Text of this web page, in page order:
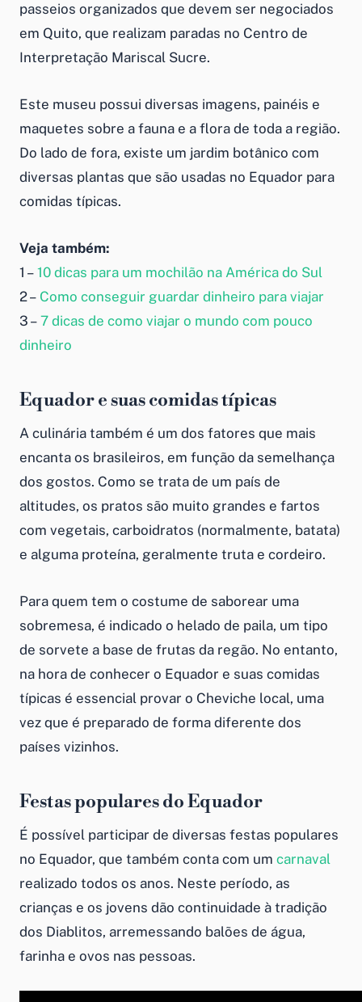
passeios organizados que devem ser negociados
em Quito, que realizam paradas no Centro de
Interpretação Mariscal Sucre.
Este museu possui diversas imagens, painéis e
maquetes sobre a fauna e a flora de toda a região.
Do lado de fora, existe um jardim botânico com
diversas plantas que são usadas no Equador para
comidas típicas.
Veja também:
1 – 10 dicas para um mochilão na América do Sul
2 – Como conseguir guardar dinheiro para viajar
3 – 7 dicas de como viajar o mundo com pouco
dinheiro
Equador e suas comidas típicas
A culinária também é um dos fatores que mais
encanta os brasileiros, em função da semelhança
dos gostos. Como se trata de um país de
altitudes, os pratos são muito grandes e fartos
com vegetais, carboidratos (normalmente, batata)
e alguma proteína, geralmente truta e cordeiro.
Para quem tem o costume de saborear uma
sobremesa, é indicado o helado de paila, um tipo
de sorvete a base de frutas da regão. No entanto,
na hora de conhecer o Equador e suas comidas
típicas é essencial provar o Cheviche local, uma
vez que é preparado de forma diferente dos
países vizinhos.
Festas populares do Equador
É possível participar de diversas festas populares
no Equador, que também conta com um carnaval
realizado todos os anos. Neste período, as
crianças e os jovens dão continuidade à tradição
dos Diablitos, arremessando balões de água,
farinha e ovos nas pessoas.